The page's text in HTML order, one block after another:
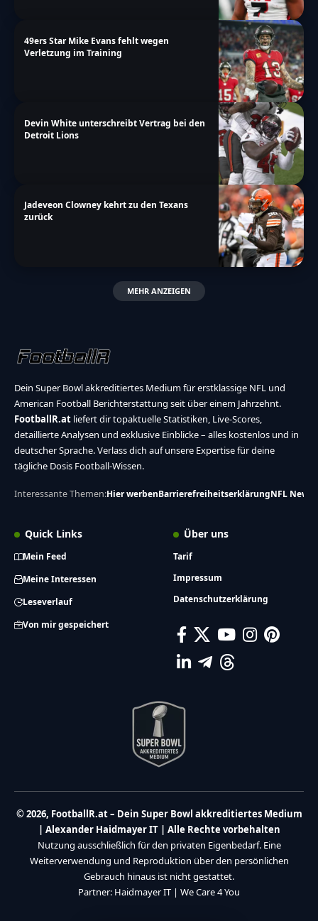
49ers Star Mike Evans fehlt wegen
Verletzung im Training
Devin White unterschreibt Vertrag bei den
Detroit Lions
Jadeveon Clowney kehrt zu den Texans
zurück
MEHR ANZEIGEN
Dein Super Bowl akkreditiertes Medium für erstklassige NFL und
American Football Berichterstattung seit über einem Jahrzehnt.
FootballR.at liefert dir topaktuelle Statistiken, Live-Scores,
detaillierte Analysen und exklusive Einblicke – alles kostenlos und in
deutscher Sprache. Verlass dich auf unsere Expertise für deine
tägliche Dosis Football-Wissen.
Interessante Themen:Hier werbenBarrierefreiheitserklärungNFL News
Quick Links
Mein Feed
Meine Interessen
Leseverlauf
Von mir gespeichert
Über uns
Tarif
Impressum
Datenschutzerklärung
© 2026, FootballR.at – Dein Super Bowl akkreditiertes Medium
| Alexander Haidmayer IT | Alle Rechte vorbehalten
Nutzung ausschließlich für den privaten Eigenbedarf. Eine
Weiterverwendung und Reproduktion über den persönlichen
Gebrauch hinaus ist nicht gestattet.
Partner: Haidmayer IT | We Care 4 You